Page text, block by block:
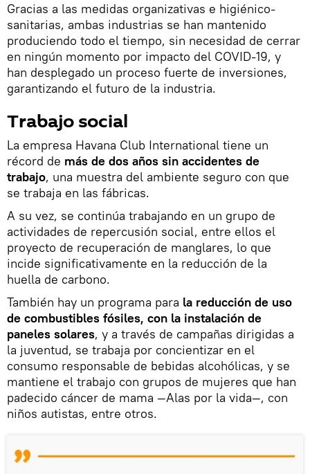
Gracias a las medidas organizativas e higiénico-
sanitarias, ambas industrias se han mantenido
produciendo todo el tiempo, sin necesidad de cerrar
en ningún momento por impacto del COVID-19, y
han desplegado un proceso fuerte de inversiones,
garantizando el futuro de la industria.
Trabajo social
La empresa Havana Club International tiene un
récord de más de dos años sin accidentes de
trabajo, una muestra del ambiente seguro con que
se trabaja en las fábricas.
A su vez, se continúa trabajando en un grupo de
actividades de repercusión social, entre ellos el
proyecto de recuperación de manglares, lo que
incide significativamente en la reducción de la
huella de carbono.
También hay un programa para la reducción de uso
de combustibles fósiles, con la instalación de
paneles solares, y a través de campañas dirigidas a
la juventud, se trabaja por concientizar en el
consumo responsable de bebidas alcohólicas, y se
mantiene el trabajo con grupos de mujeres que han
padecido cáncer de mama —Alas por la vida—, con
niños autistas, entre otros.